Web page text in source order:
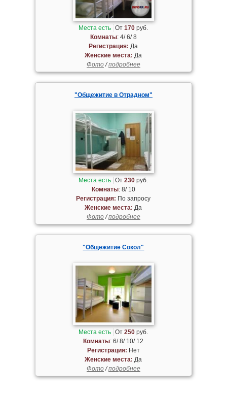
Места есть От170 руб.
Комнаты: 4/ 6/ 8
Регистрация: Да
Женские места: Да
Фото/подробнее
"Общежитие в Отрадном"
Места есть От230 руб.
Комнаты: 8/ 10
Регистрация: По запросу
Женские места: Да
Фото/подробнее
"Общежитие Сокол"
Места есть От250 руб.
Комнаты: 6/ 8/ 10/ 12
Регистрация: Нет
Женские места: Да
Фото/подробнее